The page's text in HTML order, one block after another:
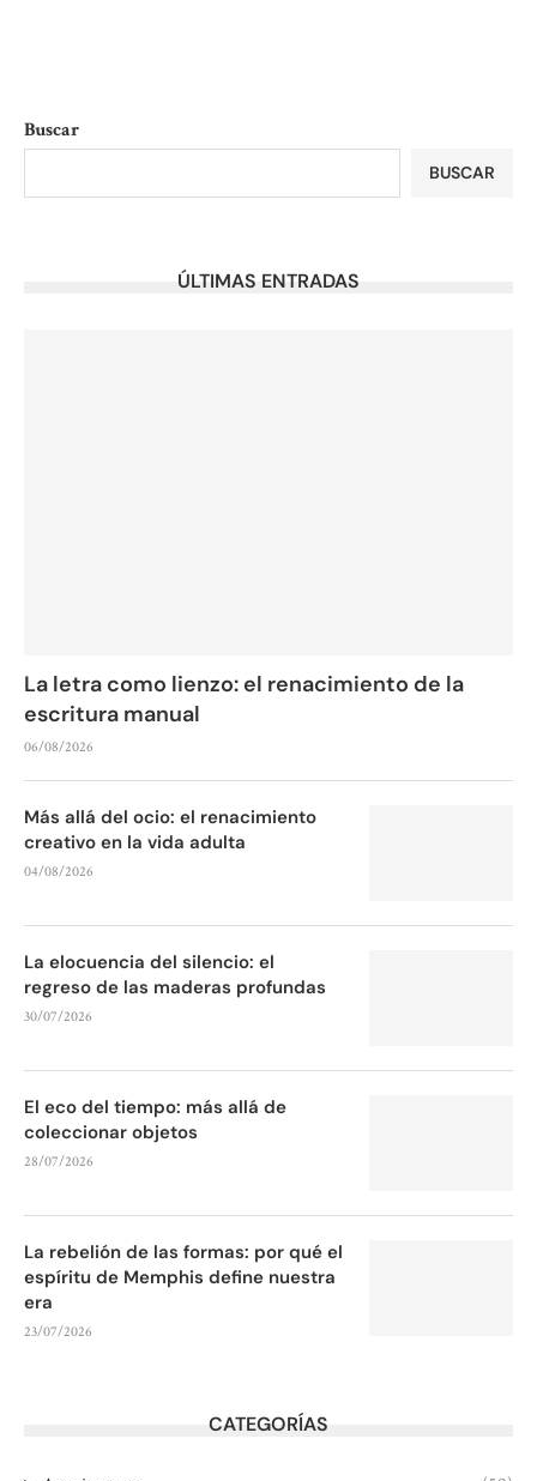
Buscar
BUSCAR
ÚLTIMAS ENTRADAS
La letra como lienzo: el renacimiento de la
escritura manual
06/08/2026
Más allá del ocio: el renacimiento
creativo en la vida adulta
04/08/2026
La elocuencia del silencio: el
regreso de las maderas profundas
30/07/2026
El eco del tiempo: más allá de
coleccionar objetos
28/07/2026
La rebelión de las formas: por qué el
espíritu de Memphis define nuestra
era
23/07/2026
CATEGORÍAS